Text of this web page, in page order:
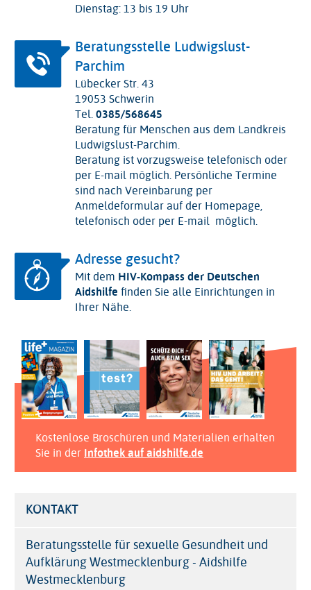
Dienstag: 13 bis 19 Uhr
Beratungsstelle Ludwigslust-
Parchim
Lübecker Str. 43
19053 Schwerin
Tel.0385/568645
Beratung für Menschen aus dem Landkreis
Ludwigslust-Parchim.
Beratung ist vorzugsweise telefonisch oder
per E-mail möglich. Persönliche Termine
sind nach Vereinbarung per
Anmeldeformular auf der Homepage,
telefonisch oder per E-mail möglich.
Adresse gesucht?
Mit dem HIV-Kompass der Deutschen
Aidshilfe finden Sie alle Einrichtungen in
Ihrer Nähe.
Kostenlose Broschüren und Materialien erhalten
Sie in der Infothek auf aidshilfe.de
KONTAKT
Beratungsstelle für sexuelle Gesundheit und
Aufklärung Westmecklenburg - Aidshilfe
Westmecklenburg